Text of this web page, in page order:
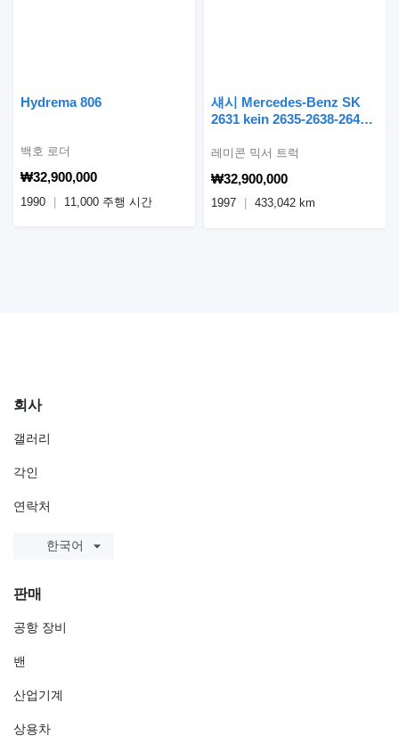
Hydrema 806
₩32,900,000
백호 로더
1990 11,000 주행 시간
섀시 Mercedes-Benz SK
2631 kein 2635-2638-2644-
₩32,900,000
레미콘 믹서 트럭
1997 433,042 km
회사
갤러리
각인
연락처
한국어
판매
공항 장비
밴
산업기계
상용차